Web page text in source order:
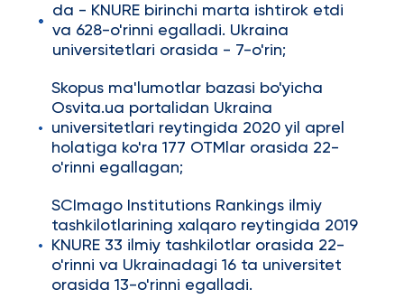
da - KNURE birinchi marta ishtirok etdi
va 628-o'rinni egalladi. Ukraina
universitetlari orasida - 7-o'rin;
Skopus ma'lumotlar bazasi bo'yicha
Osvita.ua portalidan Ukraina
universitetlari reytingida 2020 yil aprel
holatiga ko'ra 177 OTMlar orasida 22-
o'rinni egallagan;
SCImago Institutions Rankings ilmiy
tashkilotlarining xalqaro reytingida 2019
KNURE 33 ilmiy tashkilotlar orasida 22-
o'rinni va Ukrainadagi 16 ta universitet
orasida 13-o'rinni egalladi.